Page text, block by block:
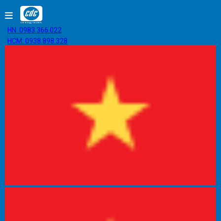
HN: 0983.366.022
HCM: 0938.898.328